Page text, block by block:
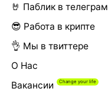
🤘 Паблик в телеграм
😎 Работа в крипте
👌 Мы в твиттере
О Нас
Вакансии